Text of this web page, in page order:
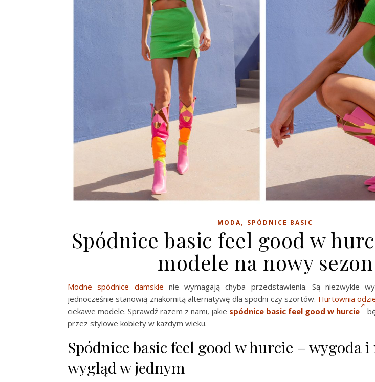
MODA, SPÓDNICE BASIC
Spódnice basic feel good w
modele na nowy sezon
Modne spódnice damskie nie wymagają chyba przedstawienia. Są niezwykle
jednocześnie stanowią znakomitą alternatywę dla spodni czy szortów. Hurtownia
ciekawe modele. Sprawdź razem z nami, jakie spódnice basic feel good w hurcie
przez stylowe kobiety w każdym wieku.
Spódnice basic feel good w hurcie – wygoda
wygląd w jednym